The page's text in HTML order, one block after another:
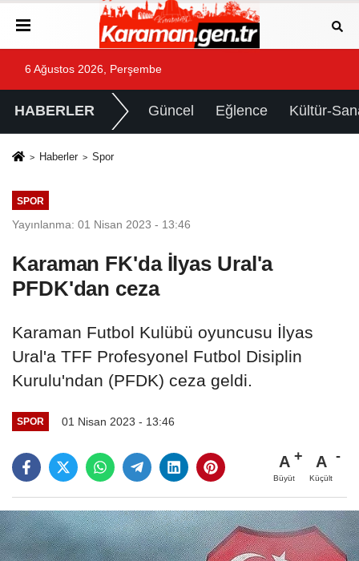
6 Ağustos 2026, Perşembe
HABERLER Güncel Eğlence Kültür-
Haberler Spor
SPOR
Yayınlanma: 01 Nisan 2023 - 13:46
Karaman FK'da İlyas Ural'a
PFDK'dan ceza
Karaman Futbol Kulübü oyuncusu İlyas
Ural'a TFF Profesyonel Futbol Disiplin
Kurulu'ndan (PFDK) ceza geldi.
SPOR 01 Nisan 2023 - 13:46
A
Büyüt
A
Küçült